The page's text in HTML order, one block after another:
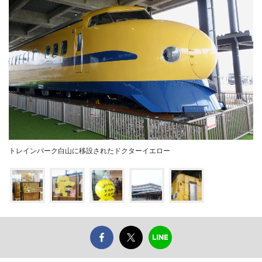
トレインパーク白山に移設されたドクターイエロー